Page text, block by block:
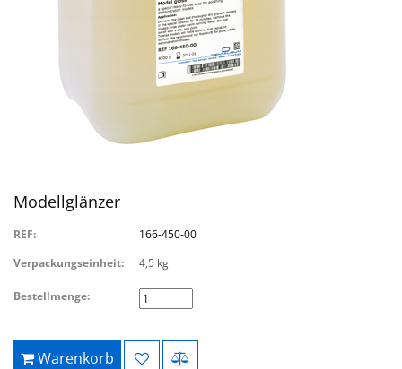
Modellglänzer
REF:
166-450-00
Verpackungseinheit:
4,5 kg
Bestellmenge:
Warenkorb